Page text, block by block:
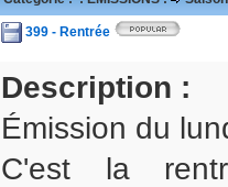
399 - Rentrée
Description :
Émission du
C'est la